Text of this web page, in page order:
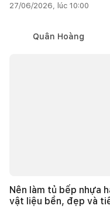
27/06/2026, lúc 10:00
Quân Hoàng
Nên làm tủ bếp nhựa
vật liệu bền, đẹp và